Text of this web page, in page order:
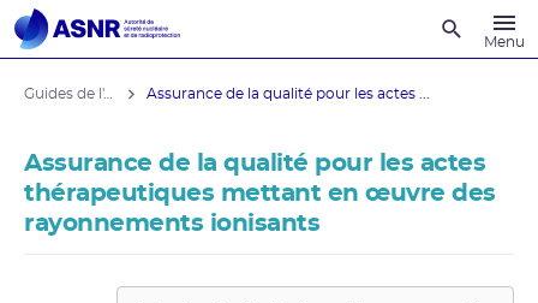
Menu
Guides de l'ASNR Assurance de la qualité pour les actes ...
Assurance de la qualité pour les actes
thérapeutiques mettant en œuvre des
rayonnements ionisants